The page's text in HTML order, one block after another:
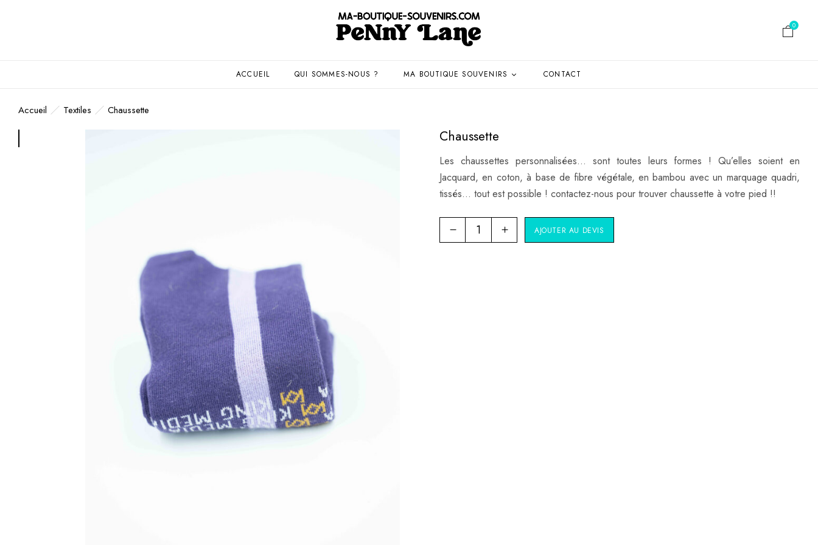
0
ACCUEIL QUI SOMMES-NOUS ? MA BOUTIQUE SOUVENIRS CONTACT
Accueil Textiles Chaussette
Chaussette
Les chaussettes personnalisées… sont toutes leurs formes ! Qu’elles soient en
Jacquard, en coton, à base de fibre végétale, en bambou avec un marquage quadri,
tissés… tout est possible ! contactez-nous pour trouver chaussette à votre pied !!
AJOUTER AU DEVIS